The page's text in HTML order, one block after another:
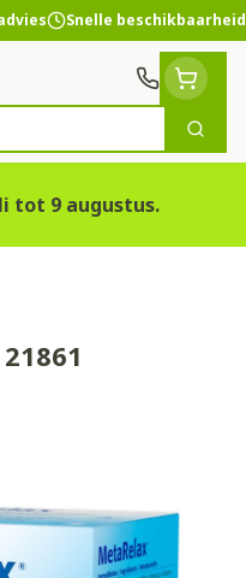
Snelle beschikbaarheid
Zoek
tot 9 augustus.